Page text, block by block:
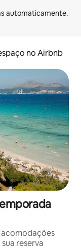
no Airbnb
reserva